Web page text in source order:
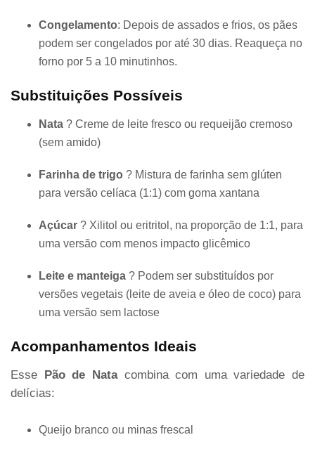
Congelamento: Depois de assados e frios, os pães
podem ser congelados por até 30 dias. Reaqueça no
forno por 5 a 10 minutinhos.
Substituições Possíveis
Nata ? Creme de leite fresco ou requeijão cremoso
(sem amido)
Farinha de trigo ? Mistura de farinha sem glúten
para versão celíaca (1:1) com goma xantana
Açúcar ? Xilitol ou eritritol, na proporção de 1:1, para
uma versão com menos impacto glicêmico
Leite e manteiga ? Podem ser substituídos por
versões vegetais (leite de aveia e óleo de coco) para
uma versão sem lactose
Acompanhamentos Ideais
Esse Pão de Natacombina com uma variedade de
delícias:
Queijo branco ou minas frescal